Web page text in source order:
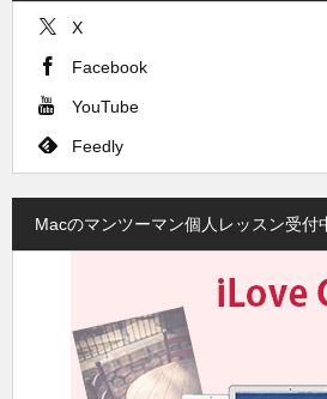
X
Facebook
YouTube
Feedly
Macのマンツーマン個人レッスン受付